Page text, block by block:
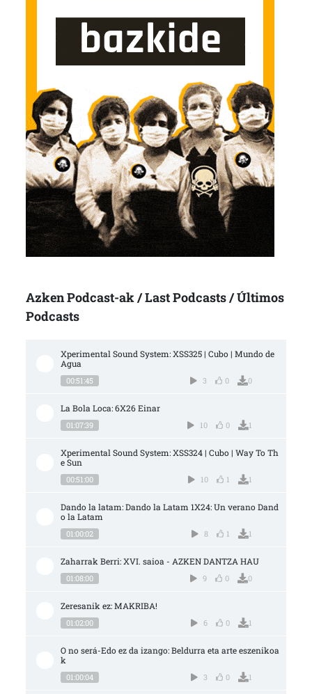
Azken Podcast-ak / Last Podcasts / Últimos
Podcasts
Xperimental Sound System: XSS325 | Cubo | Mundo de
Agua
00:51:45 3 0 0
La Bola Loca: 6X26 Einar
01:07:39 10 0 1
Xperimental Sound System: XSS324 | Cubo | Way To Th
e Sun
00:51:00 10 1 1
Dando la latam: Dando la Latam 1X24: Un verano Dand
o la Latam
01:00:02 8 1 1
Zaharrak Berri: XVI. saioa - AZKEN DANTZA HAU
01:08:00 9 0 0
Zeresanik ez: MAKRIBA!
01:02:00 6 0 1
O no será-Edo ez da izango: Beldurra eta arte eszenikoa
k
01:00:04 3 0 1